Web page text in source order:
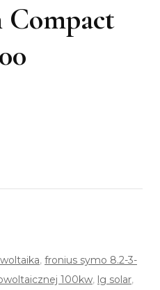
Compact
, fronius symo 8.2-3-
100kw, lg solar,